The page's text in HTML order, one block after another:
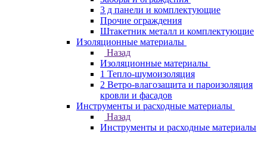
3 д панели и комплектующие
Прочие ограждения
Штакетник металл и комплектующие
Изоляционные материалы
Назад
Изоляционные материалы
1 Тепло-шумоизоляция
2 Ветро-влагозащита и пароизоляция
кровли и фасадов
Инструменты и расходные материалы
Назад
Инструменты и расходные материалы